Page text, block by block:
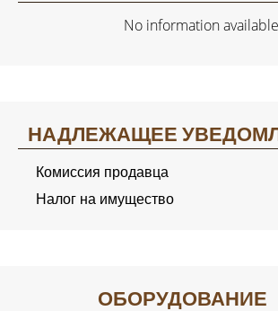
No information available
НАДЛЕЖАЩЕЕ
Комиссия продавца
Налог на имущество
ОБОРУДОВАНИЕ